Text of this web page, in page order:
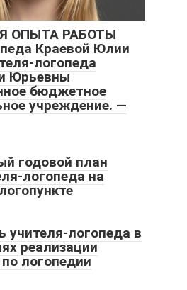
ОПЫТА РАБОТЫ
Краевой Юлии
логопеда
Юрьевны
бюджетное
учреждение. —
годовой план
логопеда на
учителя-логопеда в
реализации
логопедии